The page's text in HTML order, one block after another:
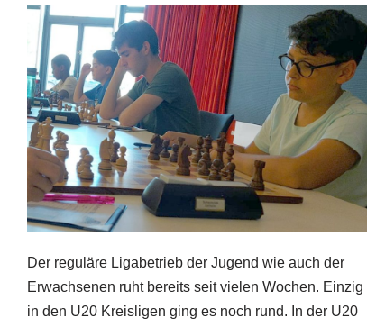
Der reguläre Ligabetrieb der Jugend wie auch der
Erwachsenen ruht bereits seit vielen Wochen. Einzig
in den U20 Kreisligen ging es noch rund. In der U20